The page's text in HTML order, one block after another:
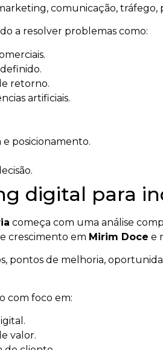
comunicação, tráfego,
a resolver problemas como:
retorno.
artificiais.
posicionamento.
digital para
começa com uma análise
crescimento em Mirim Doce e
pontos de melhoria,
com foco em:
valor.